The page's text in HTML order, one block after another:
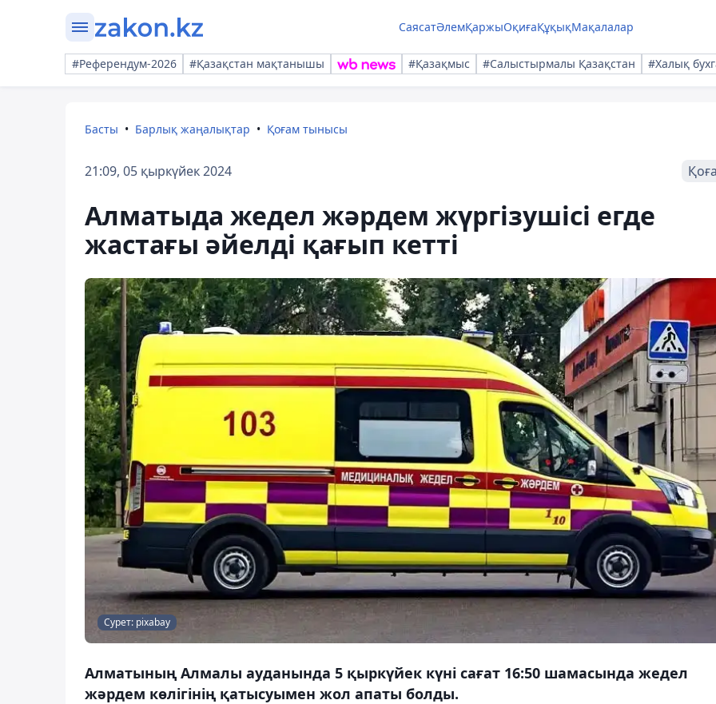
СаясатӘлемҚаржыОқиғаҚұқықМақалалар
#Референдум-2026 #Қазақстан мақтанышы #Қазақмыс #Салыстырмалы Қазақстан #Халық
Басты Барлық жаңалықтар Қоғам тынысы
21:09, 05 қыркүйек 2024
Алматыда жедел жәрдем жүргізушісі егде
жастағы әйелді қағып кетті
Сурет: pixabay
Алматының Алмалы ауданында 5 қыркүйек күні сағат 16:50 шамасында жедел
жәрдем көлігінің қатысуымен жол апаты болды.